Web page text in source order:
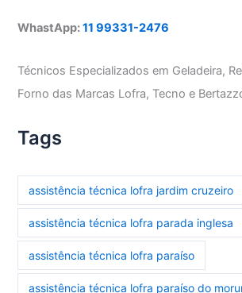
WhastApp:11 99331-2476
Técnicos Especializados em Geladeira,
Forno das Marcas Lofra, Tecno e
Tags
assistência técnica lofra jardim cruzeiro
assistência técnica lofra parada inglesa
assistência técnica lofra paraíso
assistência técnica lofra paraíso do